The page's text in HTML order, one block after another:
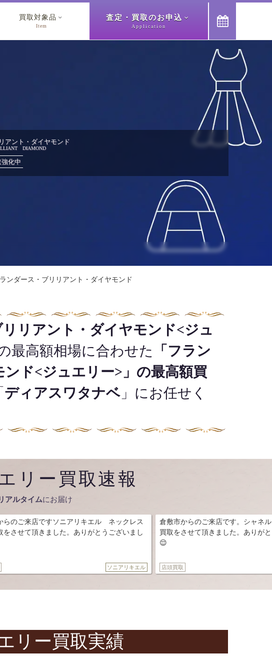

買取対象品 
Item
査定・買取のお申込 
Application
アント・ダイヤモンド
DIAMOND
強化中
ンダース・ブリリアント・ダイヤモンド
リアント・ダイヤモンド<ジュ
最高額相場に合わせた
「フラン
ド<ジュエリー>」の最高額買
ディアスワタナベ 」にお任せく
リー買取速報
アルタイムにお届け
アリキエル ネックレス
。ありがとうございまし
店頭買取
倉敷市からのご来店です。シャネル ネックレスのお
買取をさせて頂きました。ありがとうございました。
リー買取実績